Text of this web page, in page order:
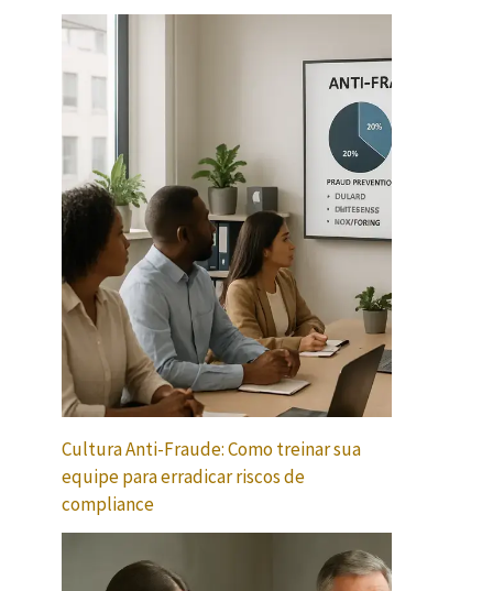
Cultura Anti-Fraude: Como treinar sua
equipe para erradicar riscos de
compliance